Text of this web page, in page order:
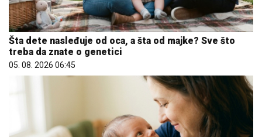
Šta dete nasleđuje od oca, a šta od majke? Sve što
treba da znate o genetici
05. 08. 2026 06:45